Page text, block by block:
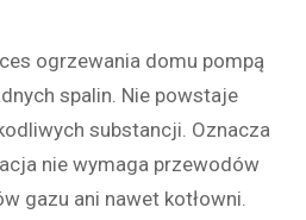
ogrzewania domu pompą
spalin. Nie powstaje
substancji. Oznacza
nie wymaga przewodów
gazu ani nawet kotłowni.